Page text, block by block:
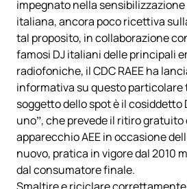
impegnato nella
italiana, ancora poco ricettiva
tal proposito, in collaborazione
famosi DJ italiani delle principali
radiofoniche, il CDC RAEE ha
informativa su questo particolare
soggetto dello spot è il
uno”, che prevede il ritiro
apparecchio AEE in occasione
nuovo, pratica in vigore dal 2010
dal consumatore finale.